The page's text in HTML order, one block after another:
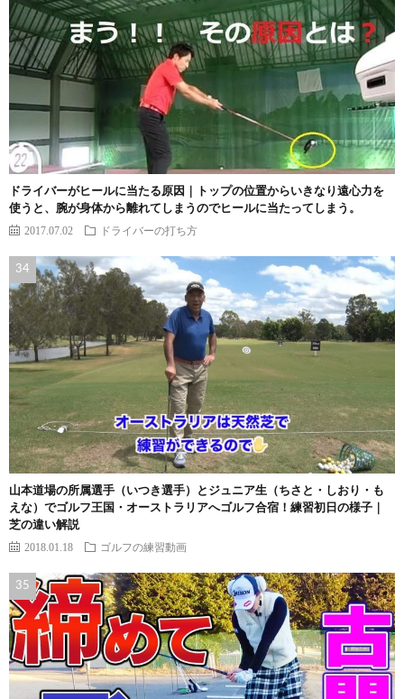
ドライバーがヒールに当たる原因｜トップの位置からいきなり遠心力を
使うと、腕が身体から離れてしまうのでヒールに当たってしまう。
2017.07.02 ドライバーの打ち方
山本道場の所属選手（いつき選手）とジュニア生（ちさと・しおり・も
えな）でゴルフ王国・オーストラリアへゴルフ合宿！練習初日の様子｜
芝の違い解説
2018.01.18 ゴルフの練習動画